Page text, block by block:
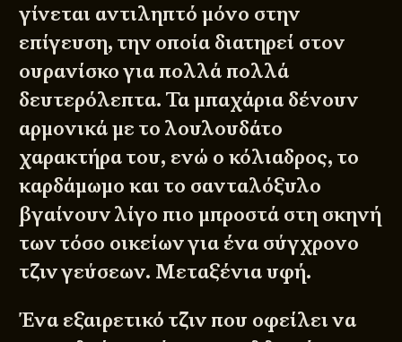
γίνεται αντιληπτό μόνο στην
επίγευση, την οποία διατηρεί στον
ουρανίσκο για πολλά πολλά
δευτερόλεπτα. Τα μπαχάρια δένουν
αρμονικά με το λουλουδάτο
χαρακτήρα του, ενώ ο κόλιαδρος, το
καρδάμωμο και το σανταλόξυλο
βγαίνουν λίγο πιο μπροστά στη σκηνή
των τόσο οικείων για ένα σύγχρονο
τζιν γεύσεων. Μεταξένια υφή.
Ένα εξαιρετικό τζιν που οφείλει να